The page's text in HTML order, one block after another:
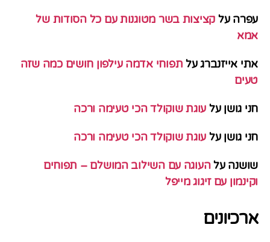
עפרה על קציצות בשר מטוגנות עם כל הסודות של
אמא
אתי אייזנברגעל תפוחי אדמה עילפון חושים כמה שזה
טעים
חני גושן על עוגת שוקולד הכי טעימה ורכה
חני גושן על עוגת שוקולד הכי טעימה ורכה
שושנה עלהעוגה עם השילוב המושלם – תפוחים
וקינמון עם זיגוג מייפל
ארכיונים